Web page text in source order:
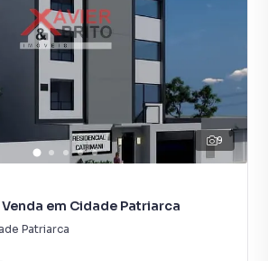
9
em Cidade Patriarca
Patriarca